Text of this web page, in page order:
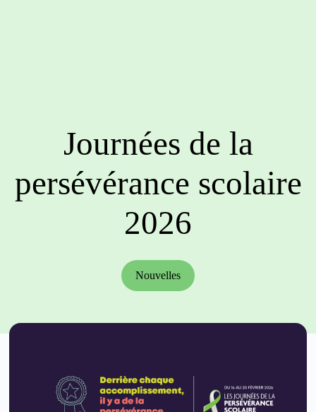
Journées de la
persévérance scolaire
2026
Nouvelles